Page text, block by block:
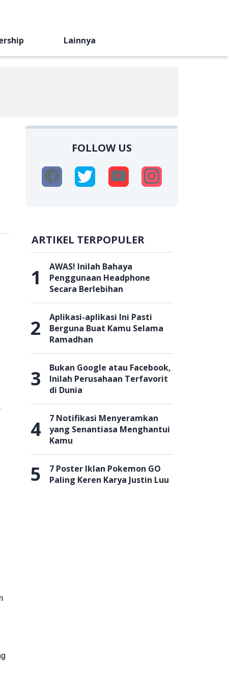
Lainnya
FOLLOW US
ARTIKEL TERPOPULER
1
AWAS! Inilah Bahaya
Penggunaan Headphone
Secara Berlebihan
2
Aplikasi-aplikasi Ini Pasti
Berguna Buat Kamu Selama
Ramadhan
3
Bukan Google atau Facebook,
Inilah Perusahaan Terfavorit
di Dunia
4
7 Notifikasi Menyeramkan
yang Senantiasa Menghantui
Kamu
5
7 Poster Iklan Pokemon GO
Paling Keren Karya Justin Luu